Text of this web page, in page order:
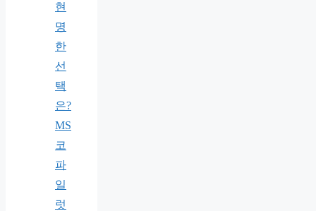
현
명
한
선
택
은?
MS
코
파
일
럿